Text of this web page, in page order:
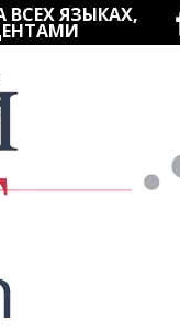
ВСЕХ ЯЗЫКАХ,